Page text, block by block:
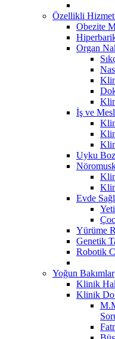
Özellikli
Obezite
Organ
İş ve
Uyku
Evde
Yürüme
Genetik
Robotik
Yoğun Bakımlar
Klinik
Klinik